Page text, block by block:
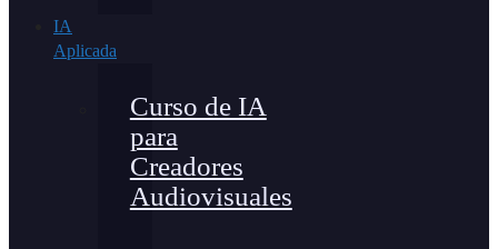
IA
Aplicada
Curso de IA
para
Creadores
Audiovisuales